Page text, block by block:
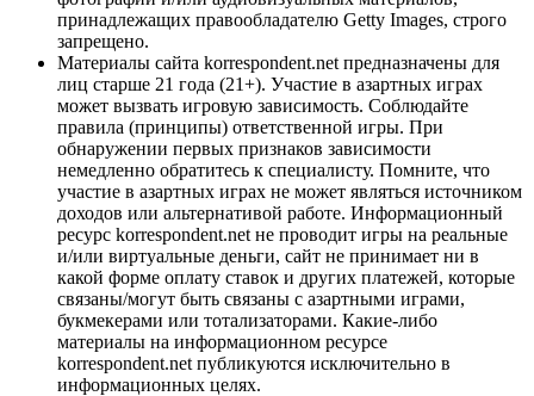
принадлежащих правообладателю Getty Images, строго
запрещено.
Материалы сайта korrespondent.net предназначены для
лиц старше 21 года (21+). Участие в азартных играх
может вызвать игровую зависимость. Соблюдайте
правила (принципы) ответственной игры. При
обнаружении первых признаков зависимости
немедленно обратитесь к специалисту. Помните, что
участие в азартных играх не может являться источником
доходов или альтернативой работе. Информационный
ресурс korrespondent.net не проводит игры на реальные
и/или виртуальные деньги, сайт не принимает ни в
какой форме оплату ставок и других платежей, которые
связаны/могут быть связаны с азартными играми,
букмекерами или тотализаторами. Какие-либо
материалы на информационном ресурсе
korrespondent.net публикуются исключительно в
информационных целях.